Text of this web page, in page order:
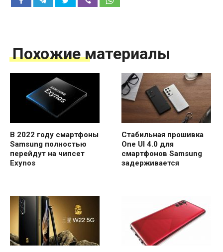
Похожие материалы
В 2022 году смартфоны
Samsung полностью
перейдут на чипсет
Exynos
Стабильная прошивка
One UI 4.0 для
смартфонов Samsung
задерживается